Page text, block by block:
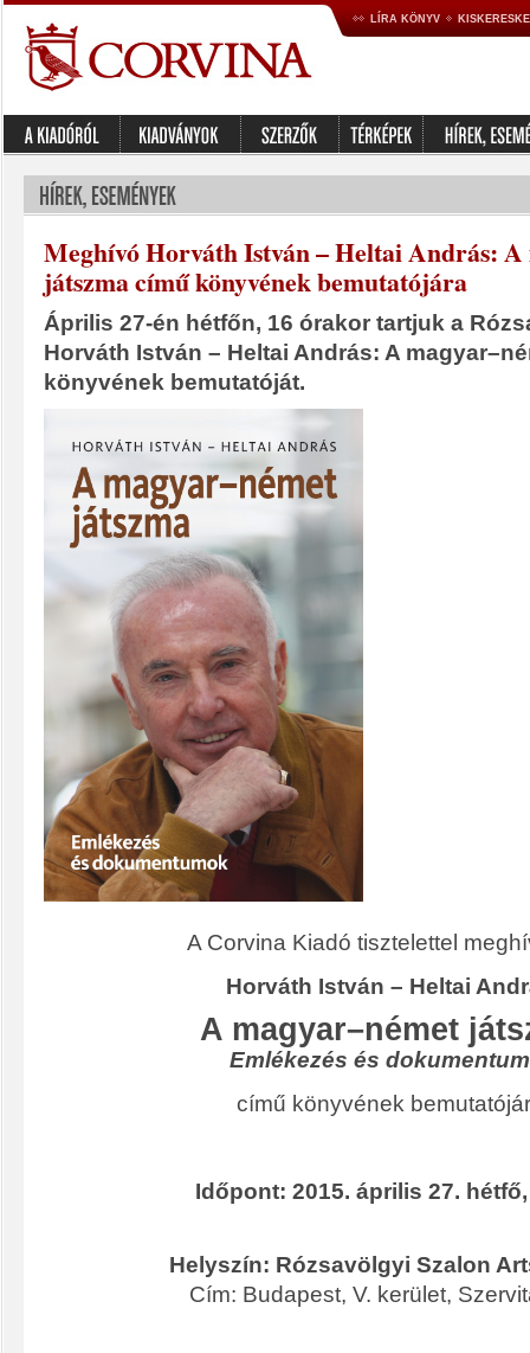
LÍRA KÖNYV
Meghívó Horváth István – Heltai András: A
játszma című könyvének bemutatójára
Április 27-én hétfőn, 16 órakor tartjuk a
Horváth István – Heltai András: A
könyvének bemutatóját.
A Corvina Kiadó tisztelettel
Horváth István – Heltai
A magyar–német
Emlékezés és
című könyvének
Időpont: 2015. április 27.
Helyszín: Rózsavölgyi Szalon
Cím: Budapest, V. kerület,